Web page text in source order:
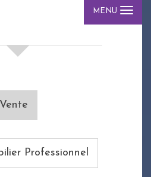
MENU
Vente
Professionnel